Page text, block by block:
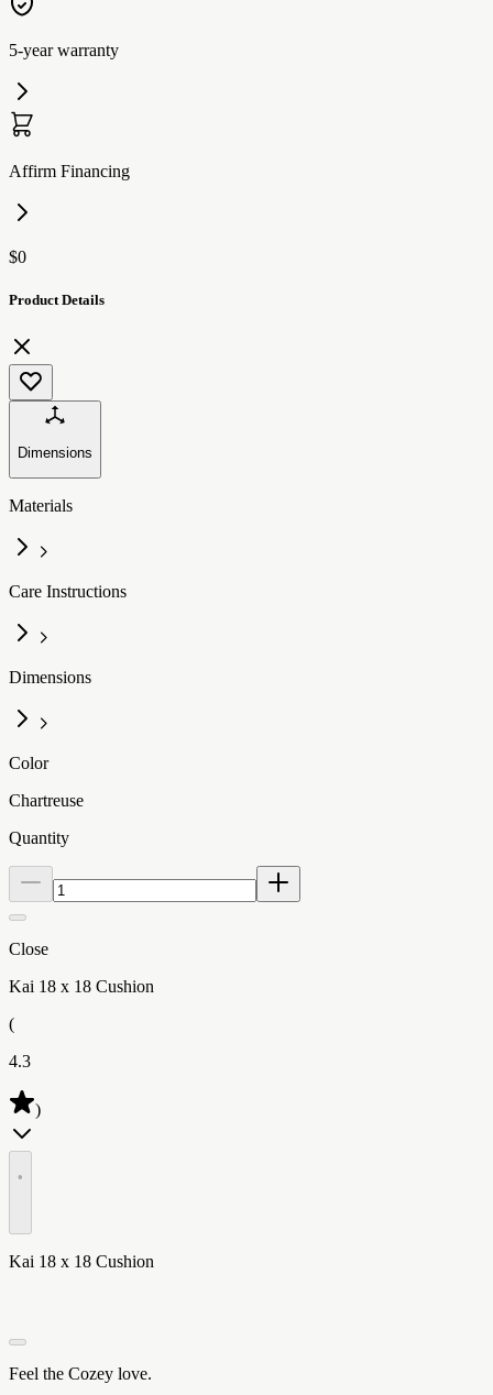
5-year warranty
Affirm Financing
$0
Product Details
Dimensions
Materials
Care Instructions
Dimensions
Color
Chartreuse
Quantity
Close
Kai 18 x 18 Cushion
(
4.3
)
•
Kai 18 x 18 Cushion
Feel the Cozey love.